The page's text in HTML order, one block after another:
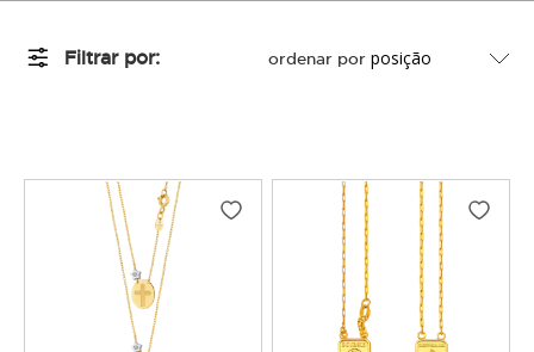
Filtrar por ordenar por